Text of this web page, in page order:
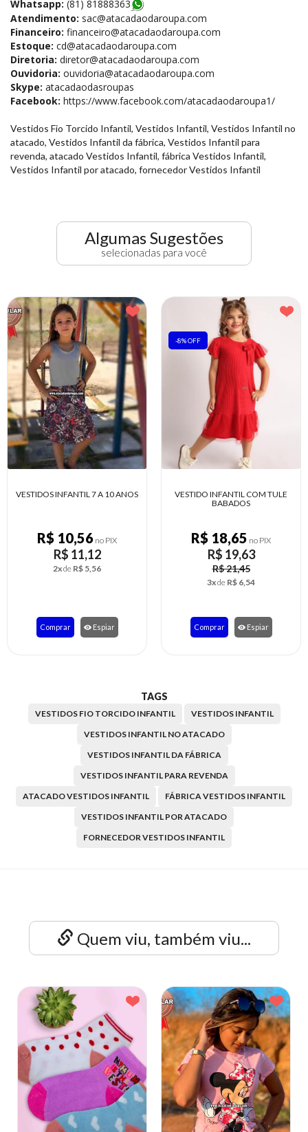
Whatsapp: (81) 81888363
Atendimento: sac@atacadaodaroupa.com
Financeiro: financeiro@atacadaodaroupa.com
Estoque: cd@atacadaodaroupa.com
Diretoria: diretor@atacadaodaroupa.com
Ouvidoria: ouvidoria@atacadaodaroupa.com
Skype: atacadaodasroupas
Facebook: https://www.facebook.com/atacadaodaroupa1/
Vestidos Fio Torcido Infantil, Vestidos Infantil, Vestidos Infantil no
atacado, Vestidos Infantil da fábrica, Vestidos Infantil para
revenda, atacado Vestidos Infantil, fábrica Vestidos Infantil,
Vestidos Infantil por atacado, fornecedor Vestidos Infantil
Algumas Sugestões
selecionadas para você
VESTIDOS INFANTIL 7 A 10 ANOS
R$ 10,56 no PIX
R$ 11,12
2xde R$ 5,56
Comprar Espiar
VESTIDO INFANTIL COM TULE
BABADOS
-8% OFF
R$ 18,65 no PIX
R$ 19,63
R$ 21,45
3xde R$ 6,54
Comprar Espiar
TAGS
VESTIDOS FIO TORCIDO INFANTIL
VESTIDOS INFANTIL
VESTIDOS INFANTIL NO ATACADO
VESTIDOS INFANTIL DA FÁBRICA
VESTIDOS INFANTIL PARA REVENDA
ATACADO VESTIDOS INFANTIL
FÁBRICA VESTIDOS INFANTIL
VESTIDOS INFANTIL POR ATACADO
FORNECEDOR VESTIDOS INFANTIL
Quem viu, também viu...